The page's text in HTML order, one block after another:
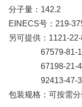
分子量：142.2
EINECS号：219-
另可提供：1121-
67579-81-1 反
67198-21-4 反
92413-47-3 反
包装规格：可按需分